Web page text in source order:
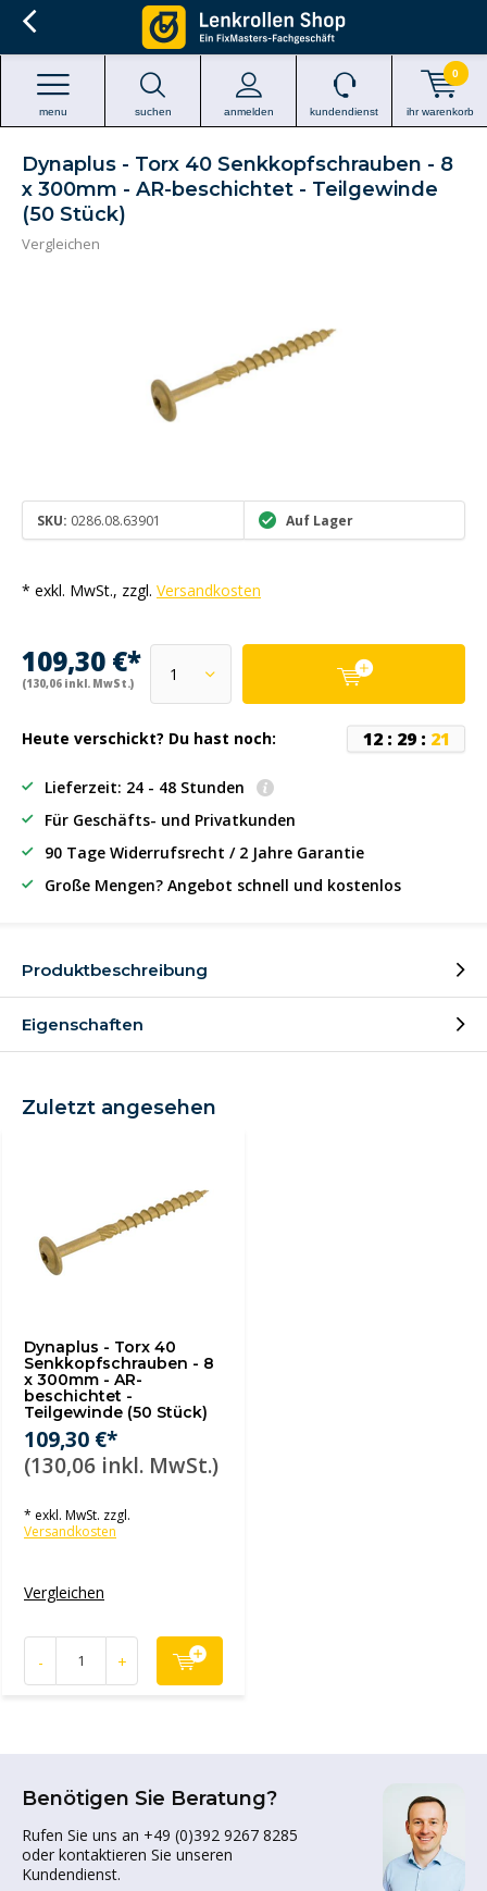
suchen anmelden
menu kundendienst ihr warenkorb
0
Dynaplus - Torx 40 Senkkopfschrauben - 8
x 300mm - AR-beschichtet - Teilgewinde
(50 Stück)
Vergleichen
SKU: 0286.08.63901 Auf Lager
* exkl. MwSt., zzgl. Versandkosten
109,30 €*
(130,06 inkl. MwSt.)
Heute verschickt? Du hast noch: 12: 29: 21
Lieferzeit: 24 - 48 Stunden
Für Geschäfts- und Privatkunden
90 Tage Widerrufsrecht / 2 Jahre Garantie
Große Mengen? Angebot schnell und kostenlos
Produktbeschreibung
Eigenschaften
Zuletzt angesehen
Dynaplus - Torx 40
Senkkopfschrauben - 8
x 300mm - AR-
beschichtet -
Teilgewinde (50 Stück)
109,30 €*
(130,06 inkl. MwSt.)
* exkl. MwSt. zzgl.
Versandkosten
Vergleichen
- +
Benötigen Sie Beratung?
Rufen Sie uns an +49 (0)392 9267 8285
oder kontaktieren Sie unseren
Kundendienst.